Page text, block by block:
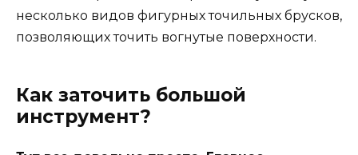
несколько видов фигурных точильных брусков,
позволяющих точить вогнутые поверхности.
Как заточить большой
инструмент?